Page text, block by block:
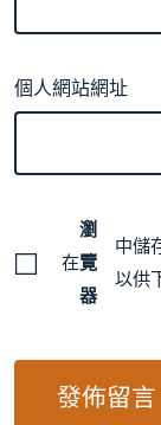
個人網站網址
在
瀏
覽
器
中儲
以供